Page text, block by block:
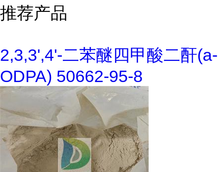
推荐产品
2,3,3',4'-二苯醚四甲酸二酐(a-
ODPA) 50662-95-8